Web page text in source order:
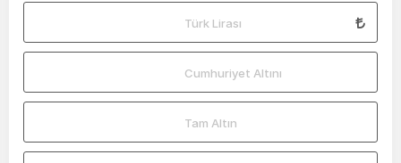
Türk Lirası
Cumhuriyet Altını
Tam Altın